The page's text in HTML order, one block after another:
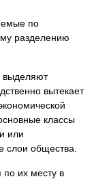
по
разделению
выделяют
вытекает
классы
или
слои общества.
их месту в